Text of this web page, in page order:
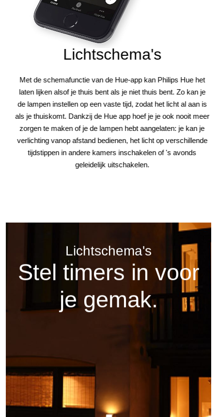
Lichtschema's
Met de schemafunctie van de Hue-app kan Philips Hue het
laten lijken alsof je thuis bent als je niet thuis bent. Zo kan je
de lampen instellen op een vaste tijd, zodat het licht al aan is
als je thuiskomt. Dankzij de Hue app hoef je je ook nooit meer
zorgen te maken of je de lampen hebt aangelaten: je kan je
verlichting vanop afstand bedienen, het licht op verschillende
tijdstippen in andere kamers inschakelen of 's avonds
geleidelijk uitschakelen.
Lichtschema's
Stel timers in voor
je gemak.